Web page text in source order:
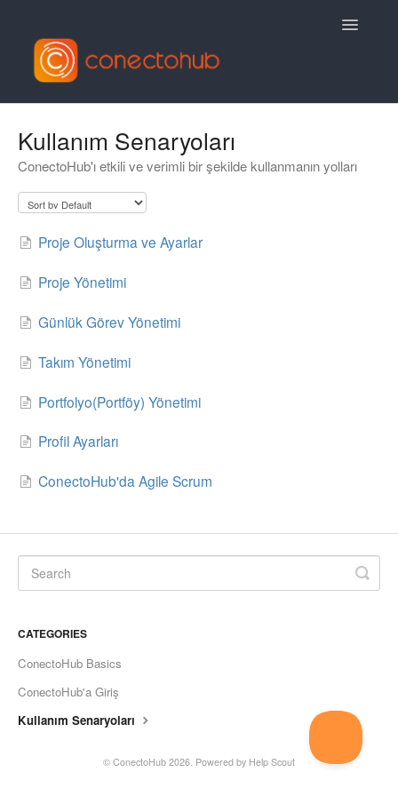
Toggle
Kullanım Senaryoları
ConectoHub'ı etkili ve verimli bir şekilde kullanmanın yolları
Proje Oluşturma ve Ayarlar
Proje Yönetimi
Günlük Görev Yönetimi
Takım Yönetimi
Portfolyo(Portföy) Yönetimi
Profil Ayarları
ConectoHub'da Agile Scrum
CATEGORIES
ConectoHub Basics
ConectoHub'a Giriş
Kullanım Senaryoları
© ConectoHub 2026. Powered by Help Scout